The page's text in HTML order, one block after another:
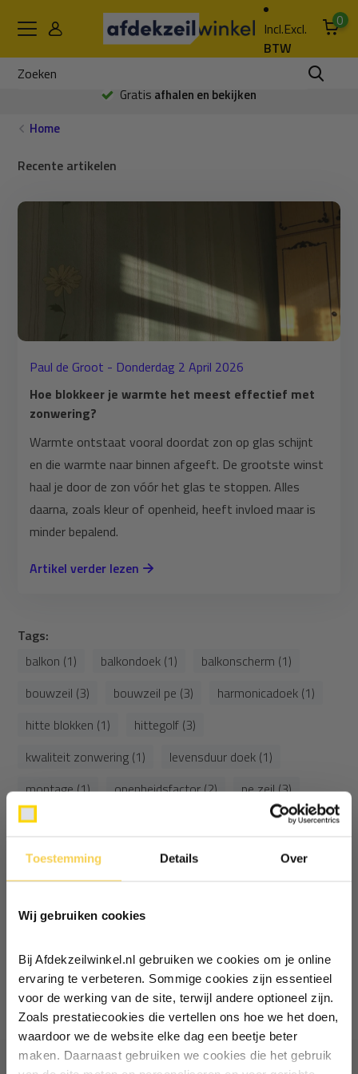
Toestemming Details Over
Wij gebruiken cookies
Bij Afdekzeilwinkel.nl gebruiken we cookies om je online
ervaring te verbeteren. Sommige cookies zijn essentieel
voor de werking van de site, terwijl andere optioneel zijn.
Zoals prestatiecookies die vertellen ons hoe we het doen,
waardoor we de website elke dag een beetje beter
maken. Daarnaast gebruiken we cookies die het gebruik
Incl.Excl.
BTW
0
Gratis afhalen en bekijken
Home
Recente artikelen
Paul de Groot - Donderdag 2 April 2026
Hoe blokkeer je warmte het meest effectief met
zonwering?
Warmte ontstaat vooral doordat zon op glas schijnt
en die warmte naar binnen afgeeft. De grootste winst
haal je door de zon vóór het glas te stoppen. Alles
daarna, zoals kleur of openheid, heeft invloed maar is
minder bepalend.
Artikel verder lezen
Tags:
balkon (1)
balkondoek (1)
balkonscherm (1)
bouwzeil (3)
bouwzeil pe (3)
harmonicadoek (1)
hitte blokken (1)
hittegolf (3)
kwaliteit zonwering (1)
levensduur doek (1)
montage (1)
openheidsfactor (2)
pe zeil (3)
pooling (1)
screendoek (3)
spanning (1)
spanpalen (1)
warmte blokkeren (1)
waterafvoer (1)
zonwering (12)
1 van artikelen
Ontvang €5,- korting!
Schrijf je in voor de nieuwsbrief en
Vul je e-mailadres in‍⁪⁪
Particulier Zakelijk